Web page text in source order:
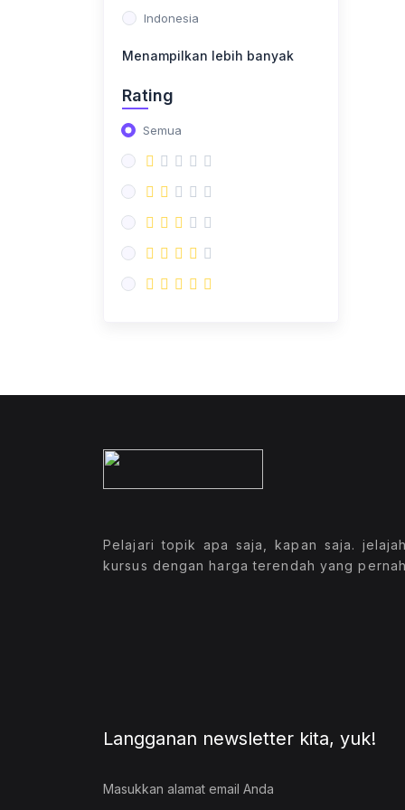
Riset Pelanggan &
Indonesia
Menampilkan lebih banyak
Rating
Semua
Pelajari topik apa saja, kapan saja.
kursus dengan harga terendah yang
Langganan newsletter kita, yuk!